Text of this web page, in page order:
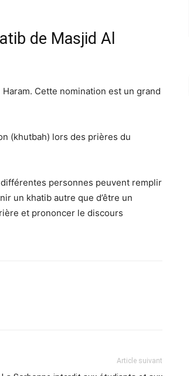
de Masjid Al
Cette nomination est un grand
(khutbah) lors des prières du
personnes peuvent remplir
un khatib autre que d’être un
et prononcer le discours
Article suivant